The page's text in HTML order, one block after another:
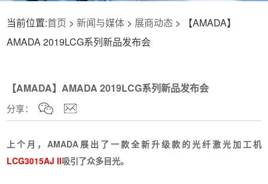
当前位置:首页 >新闻与媒体 > 展商动态 > 【AMADA】
AMADA 2019LCG系列新品发布会
【AMADA】AMADA 2019LCG系列新品发布会
分享：
上个月，AMADA展出了一款全新升级款的光纤激光加工机
LCG3015AJ II吸引了众多目光。